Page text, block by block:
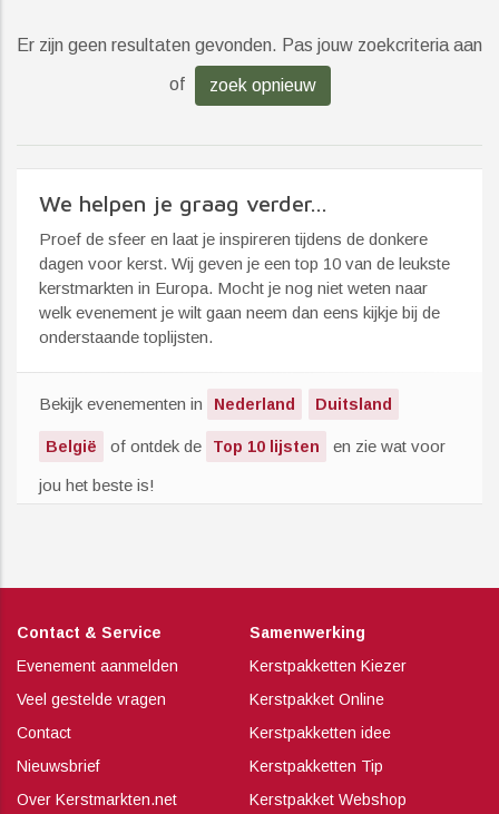
Er zijn geen resultaten gevonden. Pas jouw zoekcriteria aan
of zoek opnieuw
We helpen je graag verder...
Proef de sfeer en laat je inspireren tijdens de donkere
dagen voor kerst. Wij geven je een top 10 van de leukste
kerstmarkten in Europa. Mocht je nog niet weten naar
welk evenement je wilt gaan neem dan eens kijkje bij de
onderstaande toplijsten.
Bekijk evenementen in Nederland Duitsland
België of ontdek de Top 10 lijsten en zie wat voor
jou het beste is!
Contact & Service
Evenement aanmelden
Veel gestelde vragen
Contact
Nieuwsbrief
Over Kerstmarkten.net
Samenwerking
Kerstpakketten Kiezer
Kerstpakket Online
Kerstpakketten idee
Kerstpakketten Tip
Kerstpakket Webshop